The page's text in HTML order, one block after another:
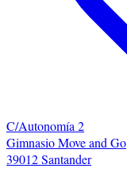
C/Autonomía 2
Gimnasio Move and Go
39012 Santander